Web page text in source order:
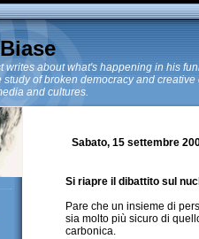
writes about what's happening in his
study of broken democracy and creative
and cultures.
Sabato, 15 settembre
Si riapre il dibattito sul
Pare che un insieme di
sia molto più sicuro di
carbonica.